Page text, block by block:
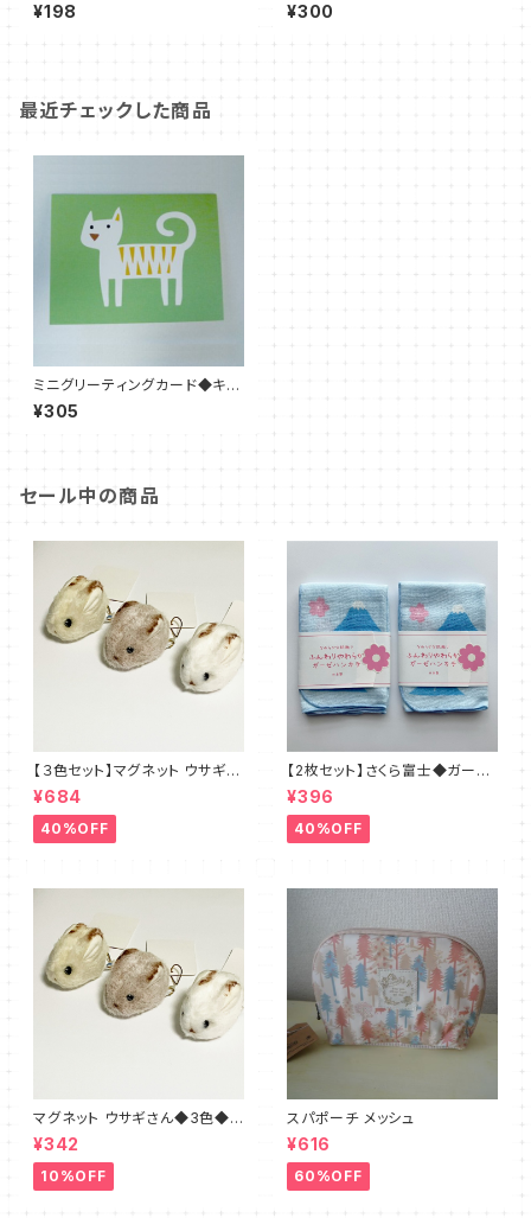
¥198
◆夏の森まどろむキツネと動物
¥300
最近チェックした商品
ミニグリーティングカード◆キャ
ット◆Benth&Lotta
¥305
セール中の商品
【３色セット】マグネット ウサギさ
ん◆ブラウン・ホワイト・ベージ
ュ
¥684
40%OFF
【2枚セット】さくら富士◆ガーゼ
のハンカチ 日本製
¥396
40%OFF
マグネット ウサギさん◆3色◆ブ
ラウン・ホワイト・ベージュ
¥342
10%OFF
スパポーチ メッシュ
¥616
60%OFF